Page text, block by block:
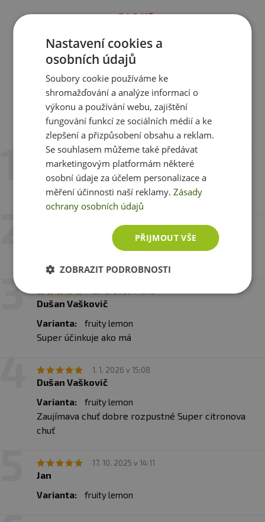
349 Kč
Zobrazit všechny produkty v akci
Recenze Hodnotilo již 7 zákazníků
26. 3. 2026 v 14:33
Nikola Meravá
Varianta: peach
26. 3. 2026 v 14:33
Dušan Vaškovič
Varianta: fruity lemon
Super účinkuje ako má
1. 1. 2026 v 15:08
Dušan Vaškovič
Varianta: fruity lemon
Zaujímava chuť dobre rozpustné Super citronova
chuť
17. 10. 2025 v 14:11
Jan
Varianta: fruity lemon
Nastavení cookies a
osobních údajů
Soubory cookie používáme ke
shromažďování a analýze informací o
výkonu a používání webu, zajištění
fungování funkcí ze sociálních médií a ke
zlepšení a přizpůsobení obsahu a reklam.
Se souhlasem můžeme také předávat
marketingovým platformám některé
osobní údaje za účelem personalizace a
měření účinnosti naší reklamy.Zásady
ochrany osobních údajů
PŘIJMOUT VŠE
ZOBRAZIT PODROBNOSTI